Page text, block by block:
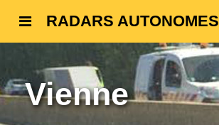
RADARS AUTONOMES
Vienne